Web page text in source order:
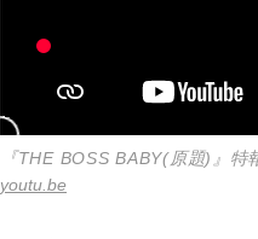
『THE BOSS BABY(原題)』特
youtu.be